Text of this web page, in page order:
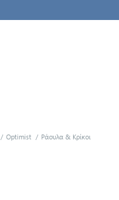
/ Optimist / Ράουλα & Κρίκοι